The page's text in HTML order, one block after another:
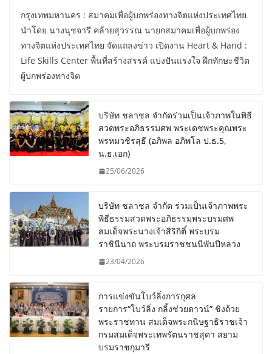
กรุงเทพมหานคร : สมาคมเพื่อผู้บกพร่องทางจิตแห่งประเทศไทย
นำโดย นางนุชจารี คล้ายสุวรรณ นายกสมาคมเพื่อผู้บกพร่อง
ทางจิตแห่งประเทศไทย จัดแถลงข่าว เปิดงาน Heart & Hand :
Life Skills Center พื้นที่สร้างสรรค์ แบ่งปันแรงใจ ฝึกทักษะชีวิต
ผู้บกพร่องทางจิต
บริษัท ชลาชล จำกัดร่วมเป็นเจ้าภาพในพิธี
สวดพระอภิธรรมศพ พระเดชพระคุณพระ
พรหมวชิรสุธี (อภิพล อภิพโล ป.ธ.5,
น.ธ.เอก)
25/06/2026
บริษัท ชลาชล จำกัด ร่วมเป็นเจ้าภาพพระ
พิธีธรรมสวดพระอภิธรรมพระบรมศพ
สมเด็จพระนางเจ้าสิริกิติ์ พระบรม
ราชินีนาถ พระบรมราชชนนีพันปีหลวง
23/04/2026
การแข่งขันโบว์ลิ่งการกุศล
รายการ“โบว์ลิ่ง กลิ้งช่วยดาวน์” ชิงถ้วย
พระราชทาน สมเด็จพระกนิษฐาธิราชเจ้า
กรมสมเด็จพระเทพรัตนราชสุดา สยาม
บรมราชกุมารี